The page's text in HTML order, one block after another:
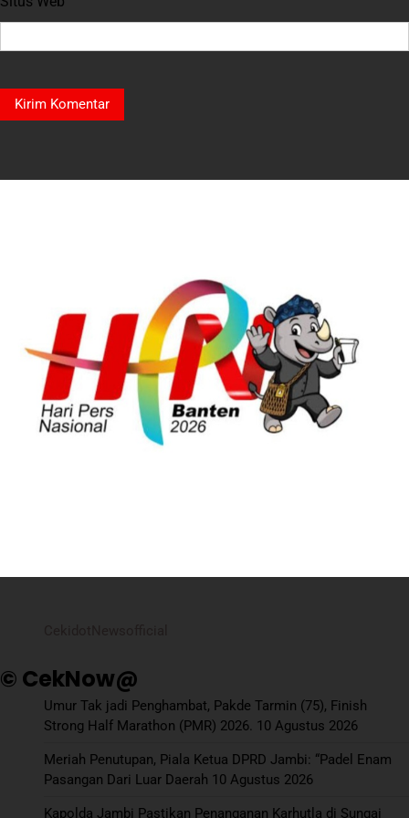
© CekNow@
Umur Tak jadi Penghambat, Pakde Tarmin (75), Finish
Strong Half Marathon (PMR) 2026. 10 Agustus 2026
Meriah Penutupan, Piala Ketua DPRD Jambi: “Padel Enam
Pasangan Dari Luar Daerah 10 Agustus 2026
Kapolda Jambi Pastikan Penanganan Karhutla di Sungai